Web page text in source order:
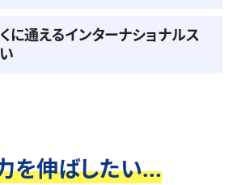
に通えるインターナショナルス
を伸ばしたい...